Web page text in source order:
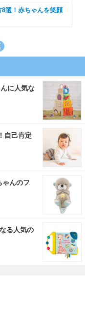
選！赤ちゃんを笑顔
に人気な
自己肯定
ゃんのフ
る人気の